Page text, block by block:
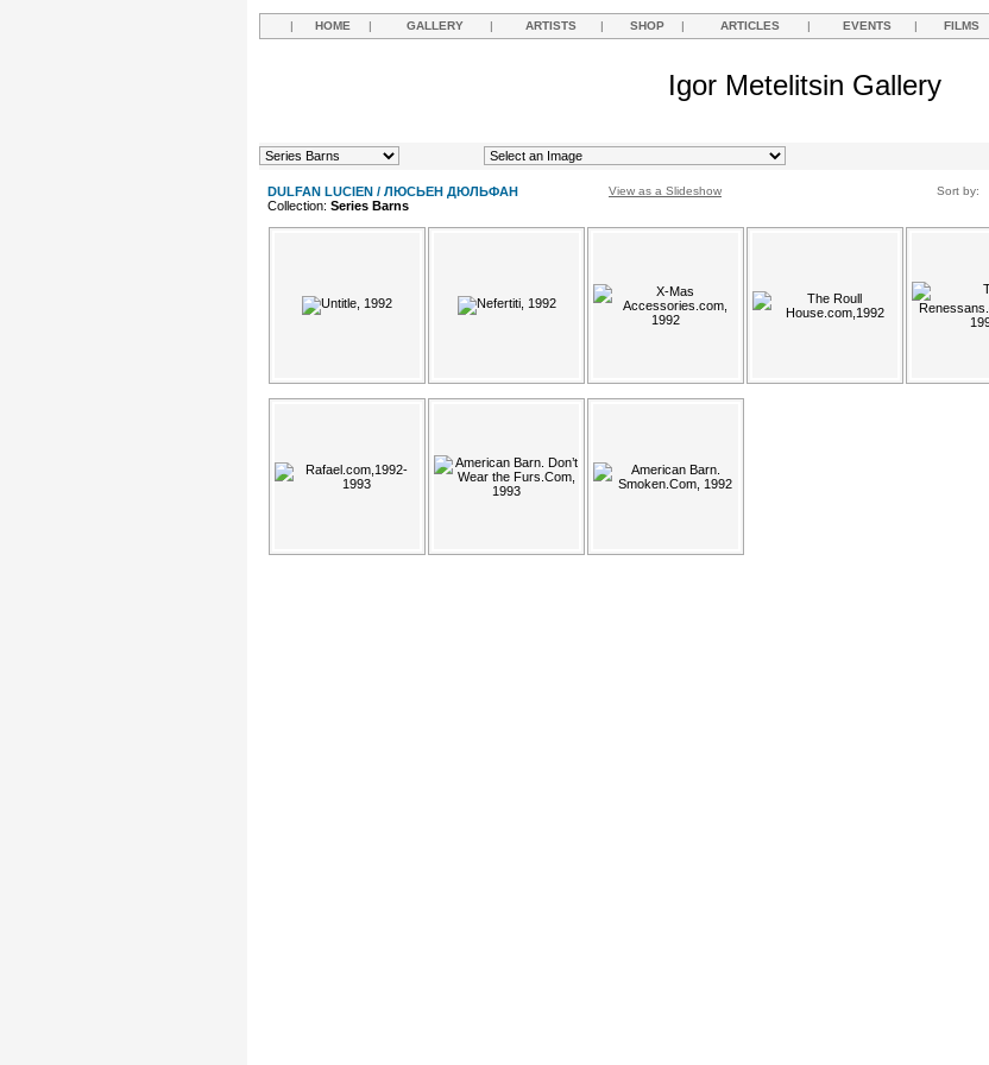
| HOME | GALLERY | ARTISTS | SHOP | ARTICLES | EVENTS | FILMS
Igor Metelitsin Gallery
DULFAN LUCIEN / ЛЮСЬЕН ДЮЛЬФАН View as a Slideshow Sort by:
Collection: Series Barns